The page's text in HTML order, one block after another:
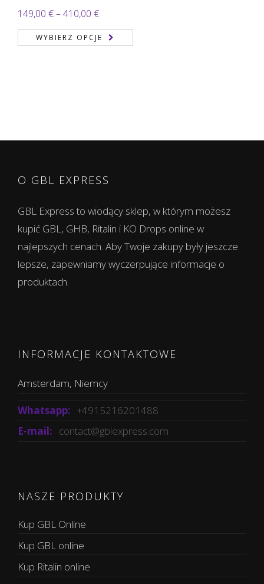
149,00 €–410,00 €Zakres
cen:
od
WYBIERZ OPCJE
O GBL EXPRESS
GBL Express to wiodący sklep, w którym możesz
kupić GBL, GHB, Ritalin i KO Drops online w
najlepszych cenach. Aby Twoje zakupy były jeszcze
lepsze, zapewniamy wyczerpujące informacje o
produktach.
INFORMACJE KONTAKTOWE
Amsterdam, Niemcy
Whatsapp: +4915216201488
E-mail: contact@gblexpress.com
NASZE PRODUKTY
Kup GBL Online
Kup GBL online
Kup Ritalin online